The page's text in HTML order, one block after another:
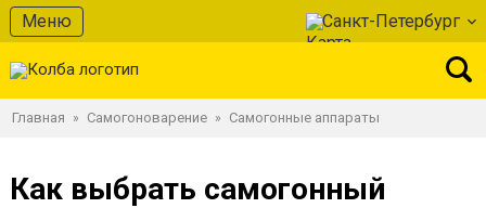
Меню Санкт-Петербург
Главная » Самогоноварение » Самогонные аппараты
Как выбрать самогонный